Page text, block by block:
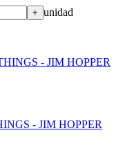
+ unidad
- JIM HOPPER